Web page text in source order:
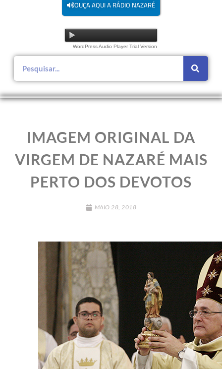
OUÇA AQUI A RÁDIO NAZARÉ
WordPress Audio Player Trial Version
IMAGEM ORIGINAL DA
VIRGEM DE NAZARÉ MAIS
PERTO DOS DEVOTOS
MAIO 28, 2018